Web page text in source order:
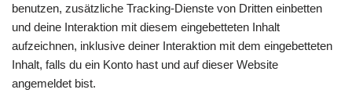
benutzen, zusätzliche Tracking-Dienste von Dritten einbetten
und deine Interaktion mit diesem eingebetteten Inhalt
aufzeichnen, inklusive deiner Interaktion mit dem eingebetteten
Inhalt, falls du ein Konto hast und auf dieser Website
angemeldet bist.